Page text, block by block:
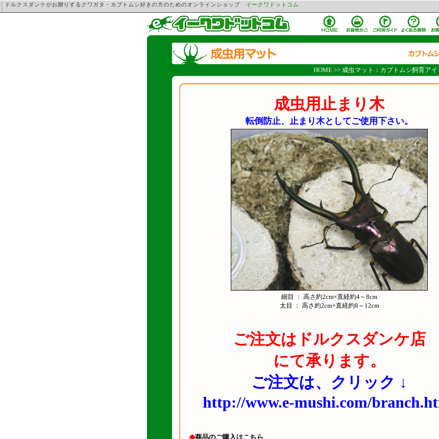
ドルクスダンケがお贈りするクワガタ・カブトムシ好きの方のためのオンラインショップ イークワドットコム
HOME>> 成虫マット：カブトムシ飼育アイ
成虫用止まり木
転倒防止、止まり木としてご使用下さい。
細目 ： 高さ約2cm×直経約4～8cm
太目 ： 高さ約2cm×直経約8～12cm
ご注文はドルクスダンケ店
にて承ります。
ご注文は、クリック ↓
http://www.e-mushi.com/
◆商品のご購入はこちら